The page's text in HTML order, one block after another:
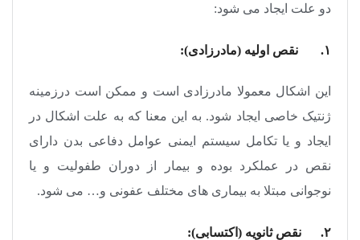
دو علت ایجاد می شود:
۱. نقص اولیه (مادرزادی):
این اشکال معمولا مادرزادی است و ممکن است درزمینه
ژنتیک خاصی ایجاد شود. به این معنا که به علت اشکال در
ایجاد و یا تکامل سیستم ایمنی عوامل دفاعی بدن دارای
نقص در عملکرد بوده و بیمار از دوران طفولیت و یا
نوجوانی مبتلا به بیماری های مختلف عفونی و… می شود.
۲. نقص ثانویه (اکتسابی):